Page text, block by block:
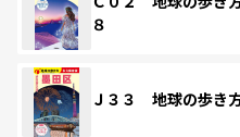
８
Ｊ３３ 地球の歩き